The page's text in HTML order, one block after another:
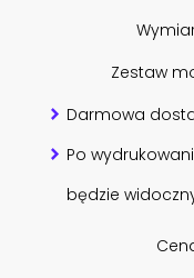
Zestaw
Darmowa
Po
będzie